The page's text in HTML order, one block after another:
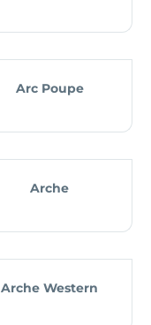
Arc Poupe
Arche
Arche Western